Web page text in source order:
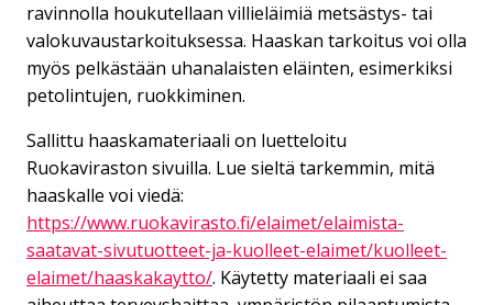
ravinnolla houkutellaan villieläimiä metsästys- tai
valokuvaustarkoituksessa. Haaskan tarkoitus voi olla
myös pelkästään uhanalaisten eläinten, esimerkiksi
petolintujen, ruokkiminen.
Sallittu haaskamateriaali on luetteloitu
Ruokaviraston sivuilla. Lue sieltä tarkemmin, mitä
haaskalle voi viedä:
https://www.ruokavirasto.fi/elaimet/elaimista-
saatavat-sivutuotteet-ja-kuolleet-elaimet/kuolleet-
elaimet/haaskakaytto/. Käytetty materiaali ei saa